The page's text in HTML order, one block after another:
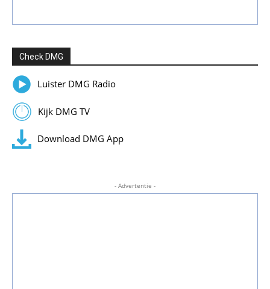
Check DMG
Luister DMG Radio
Kijk DMG TV
Download DMG App
- Advertentie -